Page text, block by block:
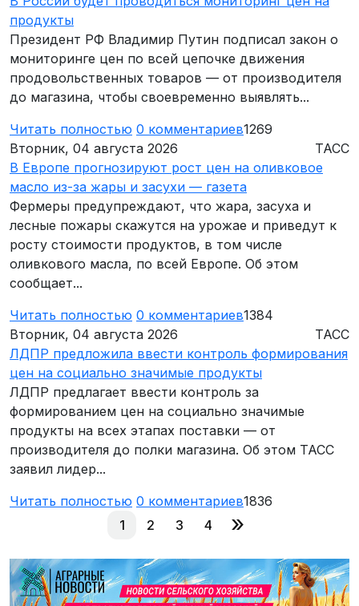
продукты
Президент РФ Владимир Путин подписал закон о
мониторинге цен по всей цепочке движения
продовольственных товаров — от производителя
до магазина, чтобы своевременно выявлять...
Читать полностью 0 комментариев1269
Вторник, 04 августа 2026
ТАСС
В Европе прогнозируют рост цен на оливковое
масло из-за жары и засухи — газета
Фермеры предупреждают, что жара, засуха и
лесные пожары скажутся на урожае и приведут к
росту стоимости продуктов, в том числе
оливкового масла, по всей Европе. Об этом
сообщает...
Читать полностью 0 комментариев1384
Вторник, 04 августа 2026
ТАСС
ЛДПР предложила ввести контроль формирования
цен на социально значимые продукты
ЛДПР предлагает ввести контроль за
формированием цен на социально значимые
продукты на всех этапах поставки — от
производителя до полки магазина. Об этом ТАСС
заявил лидер...
Читать полностью 0 комментариев1836
1
2 3 4 »